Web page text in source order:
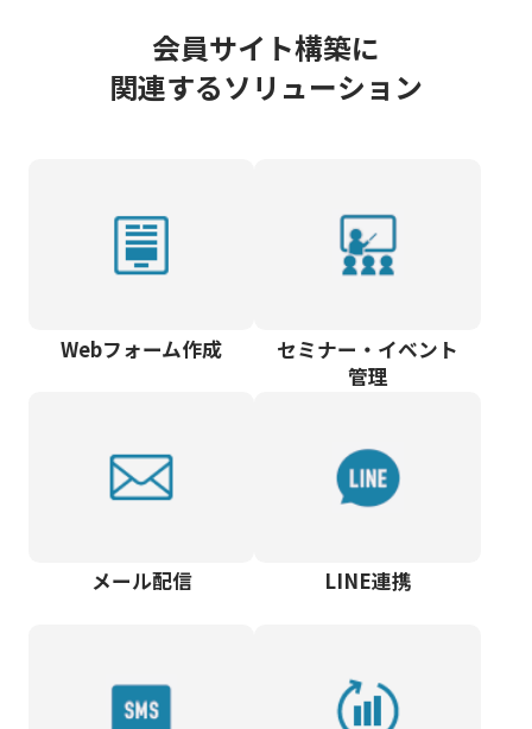
会員サイト構築に
関連するソリューション
Webフォーム作成
セミナー・イベント
管理
メール配信 LINE連携